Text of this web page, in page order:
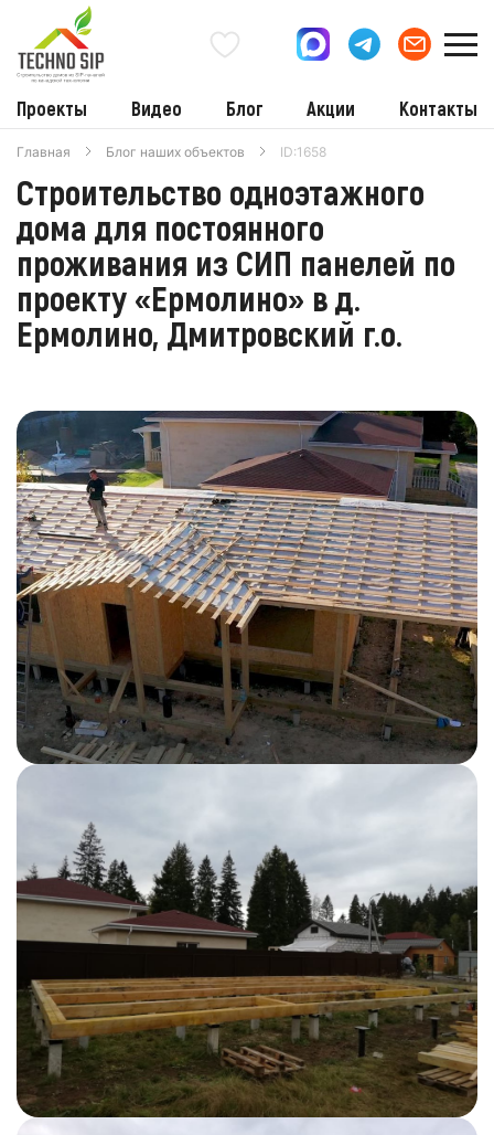
Проекты Видео Блог Акции Контакты
Главная Блог наших объектов ID:1658
Строительство одноэтажного
дома для постоянного
проживания из СИП панелей по
проекту «Ермолино» в д.
Ермолино, Дмитровский г.о.